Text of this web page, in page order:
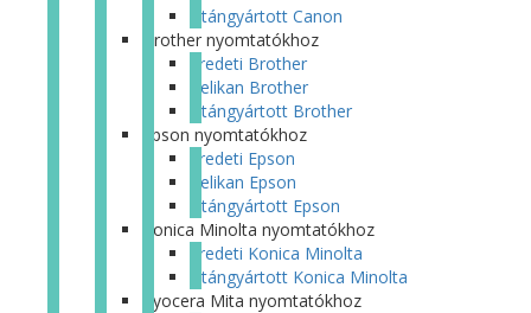
Utángyártott Canon
Brother nyomtatókhoz
Eredeti Brother
Pelikan Brother
Utángyártott Brother
Epson nyomtatókhoz
Eredeti Epson
Pelikan Epson
Utángyártott Epson
Konica Minolta nyomtatókhoz
Eredeti Konica Minolta
Utángyártott Konica Minolta
Kyocera Mita nyomtatókhoz